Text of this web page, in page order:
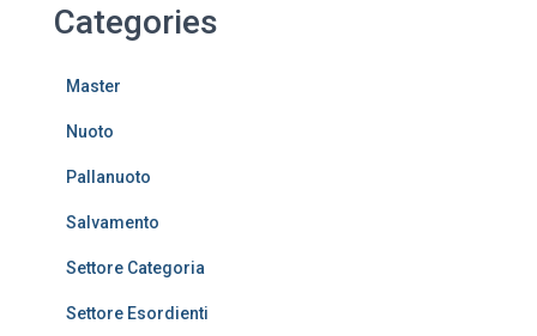
Categories
Master
Nuoto
Pallanuoto
Salvamento
Settore Categoria
Settore Esordienti